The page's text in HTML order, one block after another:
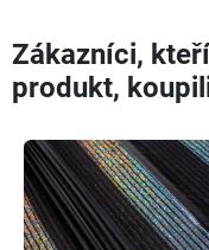
Zákazníci,
produkt,